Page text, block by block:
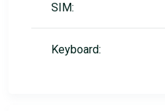
SIM:
Keyboard: